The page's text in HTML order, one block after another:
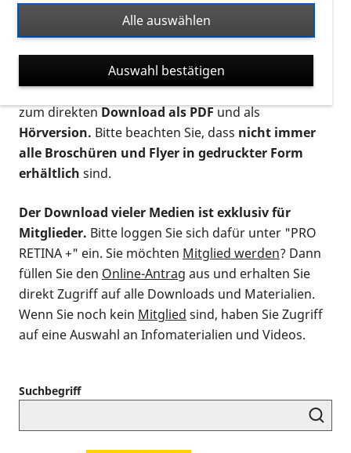
Ort. Nutzen Sie den Formatfilter, um ausschließlich
nach Flyern und Broschüren, Audios oder Videos zu
suchen. Die meisten Flyer und Broschüren werden in
verschiedenen Formaten angeboten: zur
postalischen Bestellung als gedruckte Variante
zum direktenDownload als PDFund als
Hörversion. Bitte beachten Sie, dass nicht immer
alle Broschüren und Flyer in gedruckter Form
erhältlich sind.
Der Download vieler Medien ist exklusiv für
Mitglieder. Bitte loggen Sie sich dafür unter "PRO
RETINA +" ein. Sie möchten Mitglied werden? Dann
füllen Sie den Online-Antrag aus und erhalten Sie
direkt Zugriff auf alle Downloads und Materialien.
Wenn Sie noch kein Mitglied sind, haben Sie Zugriff
auf eine Auswahl an Infomaterialien und Videos.
Suchbegriff
Alle auswählen
Auswahl bestätigen